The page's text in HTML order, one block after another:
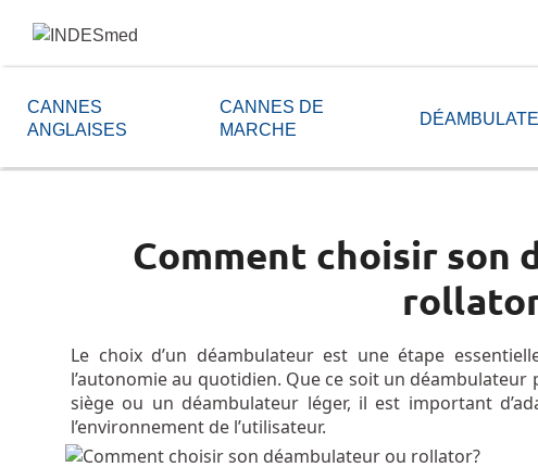
CANNES
ANGLAISES
CANNES DE
MARCHE
Comment choisir son
Le choix d’un déambulateur est une étape
l’autonomie au quotidien. Que ce soit un
siège ou un déambulateur léger, il est important
l’environnement de l’utilisateur.